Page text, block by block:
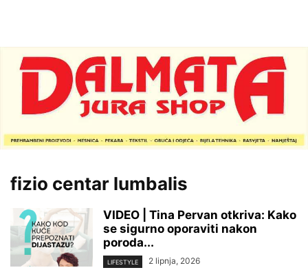
fizio centar lumbalis
VIDEO | Tina Pervan otkriva: Kako
se sigurno oporaviti nakon
poroda...
LIFESTYLE 2 lipnja, 2026